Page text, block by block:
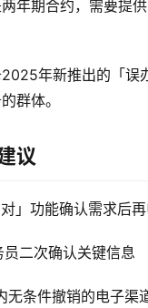
年期合约，需要提
年新推出的「误
群体。
议
」功能确认需求后
二次确认关键信息
无条件撤销的电子渠